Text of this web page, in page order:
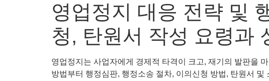
영업정지 대응 전략 및
청, 탄원서 작성 요령과
영업정지는 사업자에게 경제적 타격이 크고, 재기의 발판을
방법부터 행정심판, 행정소송 절차, 이의신청 방법, 탄원서